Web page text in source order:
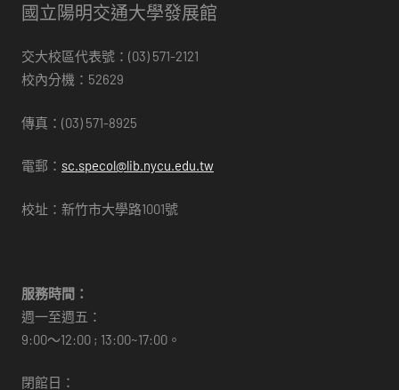
國立陽明交通大學發展館
交大校區代表號：(03) 571-2121
校內分機：52629
傳真：(03) 571-8925
電郵： sc.specol@lib.nycu.edu.tw
校址：新竹市大學路1001號
服務時間：
週一至週五：
9:00～12:00 ; 13:00~17:00。
閉館日：